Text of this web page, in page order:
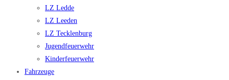
LZ Ledde
LZ Leeden
LZ Tecklenburg
Jugendfeuerwehr
Kinderfeuerwehr
Fahrzeuge